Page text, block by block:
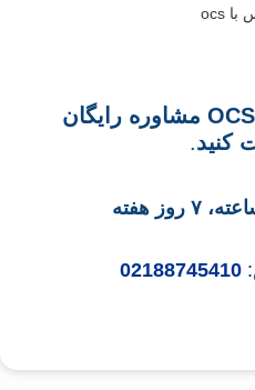
از متخصصین پست OCS مشاوره رایگان
کنید.
02188745410